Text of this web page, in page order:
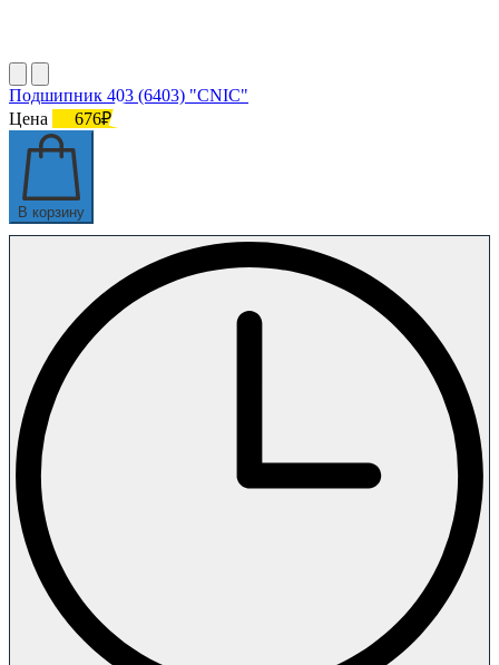
Подшипник 403 (6403) "CNIC"
Цена
676₽
В корзину